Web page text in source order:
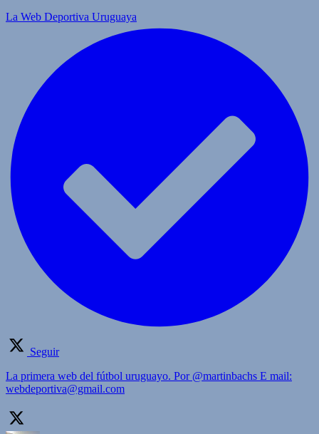
La Web Deportiva Uruguaya
Seguir
La primera web del fútbol uruguayo. Por @martinbachs E mail:
webdeportiva@gmail.com